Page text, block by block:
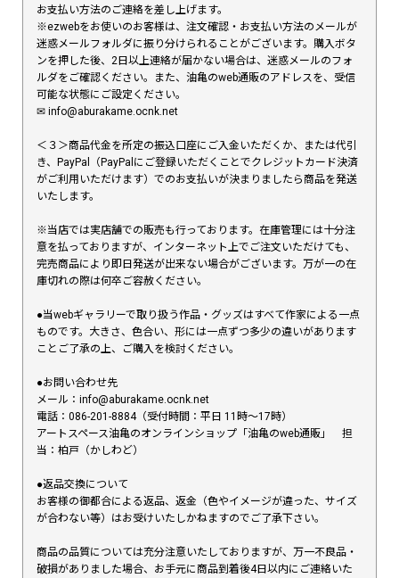
お支払い方法のご連絡を差し上げます。
※ezwebをお使いのお客様は、注文確認・お支払い方法のメールが
迷惑メールフォルダに振り分けられることがございます。購入ボタ
ンを押した後、2日以上連絡が届かない場合は、迷惑メールのフォ
ルダをご確認ください。また、油亀のweb通販のアドレスを、受信
可能な状態にご設定ください。
✉︎ info@aburakame.ocnk.net
＜３＞商品代金を所定の振込口座にご入金いただくか、または代引
き、PayPal（PayPalにご登録いただくことでクレジットカード決済
がご利用いただけます）でのお支払いが決まりましたら商品を発送
いたします。
※当店では実店舗での販売も行っております。在庫管理には十分注
意を払っておりますが、インターネット上でご注文いただけても、
完売商品により即日発送が出来ない場合がございます。万が一の在
庫切れの際は何卒ご容赦ください。
●当webギャラリーで取り扱う作品・グッズはすべて作家による一点
ものです。大きさ、色合い、形には一点ずつ多少の違いがあります
ことご了承の上、ご購入を検討ください。
●お問い合わせ先
メール：info@aburakame.ocnk.net
電話：086-201-8884（受付時間：平日 11時〜17時）
アートスペース油亀のオンラインショップ「油亀のweb通販」 担
当：柏戸（かしわど）
●返品交換について
お客様の御都合による返品、返金（色やイメージが違った、サイズ
が合わない等）はお受けいたしかねますのでご了承下さい。
商品の品質については充分注意いたしておりますが、万一不良品・
破損がありました場合、お手元に商品到着後4日以内にご連絡いた